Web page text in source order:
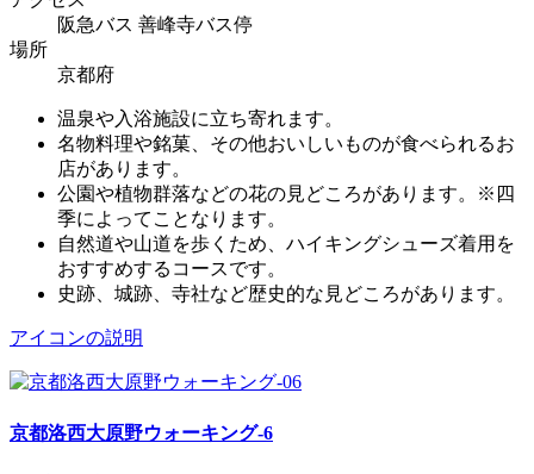
阪急バス 善峰寺バス停
場所
京都府
温泉や入浴施設に立ち寄れます。
名物料理や銘菓、その他おいしいものが食べられるお
店があります。
公園や植物群落などの花の見どころがあります。※四
季によってことなります。
自然道や山道を歩くため、ハイキングシューズ着用を
おすすめするコースです。
史跡、城跡、寺社など歴史的な見どころがあります。
アイコンの説明
京都洛西大原野ウォーキング-6